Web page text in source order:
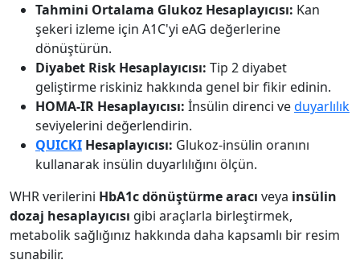
Tahmini Ortalama Glukoz Hesaplayıcısı: Kan
şekeri izleme için A1C'yi eAG değerlerine
dönüştürün.
Diyabet Risk Hesaplayıcısı: Tip 2 diyabet
geliştirme riskiniz hakkında genel bir fikir edinin.
HOMA-IR Hesaplayıcısı: İnsülin direnci veduyarlılık
seviyelerini değerlendirin.
QUICKI Hesaplayıcısı: Glukoz-insülin oranını
kullanarak insülin duyarlılığını ölçün.
WHR verilerini HbA1c dönüştürme aracı veya insülin
dozaj hesaplayıcısı gibi araçlarla birleştirmek,
metabolik sağlığınız hakkında daha kapsamlı bir resim
sunabilir.